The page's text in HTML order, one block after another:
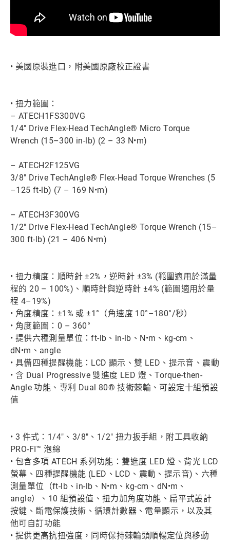
• 美國原裝進口，附美國原廠校正證書
• 扭力範圍：
– ATECH1FS300VG
1/4" Drive Flex-Head TechAngle® Micro Torque
Wrench (15–300 in-lb) (2 – 33 N•m)
– ATECH2F125VG
3/8" Drive TechAngle® Flex-Head Torque Wrenches (5
–125 ft-lb) (7 – 169 N•m)
– ATECH3F300VG
1/2" Drive Flex-Head TechAngle® Torque Wrench (15–
300 ft-lb) (21 – 406 N•m)
• 扭力精度：順時針 ±2%，逆時針 ±3% (範圍適用於滿量
程的 20 – 100%)、順時針與逆時針 ±4% (範圍適用於量
程 4–19%)
• 角度精度：±1% 或 ±1°（角速度 10°–180°/秒）
• 角度範圍：0 – 360°
• 提供六種測量單位：ft-lb、in-lb、N•m、kg-cm、
dN•m、angle
• 具備四種提醒機能：LCD 顯示、雙 LED、提示音、震動
• 含 Dual Progressive 雙進度 LED 燈、Torque-then-
Angle 功能、專利 Dual 80® 技術棘輪、可設定十組預設
值
• 3 件式：1/4"、3/8"、1/2" 扭力扳手組，附工具收納
PRO-FI™ 泡綿
• 包含多項 ATECH 系列功能：雙進度 LED 燈、背光 LCD
螢幕、四種提醒機能 (LED、LCD、震動、提示音)、六種
測量單位（ft-lb、in-lb、N•m、kg-cm、dN•m、
angle）、10 組預設值、扭力加角度功能、扁平式設計
按鍵、斷電保護技術、循環計數器、電量顯示，以及其
他可自訂功能
• 提供更高抗扭強度，同時保持棘輪頭順暢定位與移動